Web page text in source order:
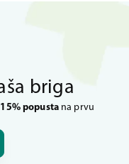
briga
15% popustana prvu